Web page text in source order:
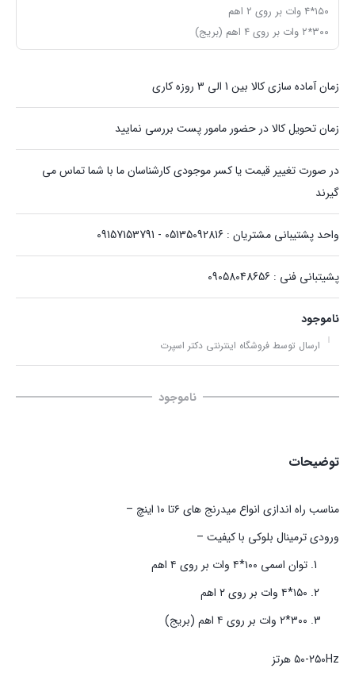
۱۵۰*۴ وات بر روی ۲ اهم
۳۰۰*۲ وات بر روی ۴ اهم (بریج)
زمان آماده سازی کالا بین 1 الی 3 روزه کاری
زمان تحویل کالا در حضور مامور پست بررسی نمایید
در صورت تغییر قیمت یا کسر موجودی کارشناسان ما با شما تماس می
گیرند
واحد پشتیبانی مشتریان : 05135092816 - 09157153791
پشیتبانی فنی : 09058048656
ناموجود
ارسال توسط فروشگاه اینترنتی دکتر اسپرت
ناموجود
توضیحات
مناسب راه اندازی انواع میدرنج های ۶تا ۱۰ اینچ –
ورودی ترمینال بلوکی با کیفیت –
توان اسمی ۱۰۰*۴ وات بر روی ۴ اهم
۱۵۰*۴ وات بر روی ۲ اهم
۳۰۰*۲ وات بر روی ۴ اهم (بریج)
۵۰-۲۵۰Hz هرتز